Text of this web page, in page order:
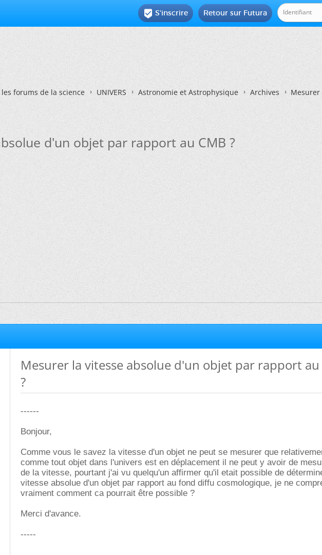
Retour sur Futura
 S'inscrire
forums de la science UNIVERS Astronomie et Astrophysique Archives Mesurer
d'un objet par rapport au CMB ?
Mesurer la vitesse absolue d'un objet par rapport au
?
------
Bonjour,
Comme vous le savez la vitesse d'un objet ne peut se mesurer que
comme tout objet dans l'univers est en déplacement il ne peut y avoir de
de la vitesse, pourtant j'ai vu quelqu'un affirmer qu'il etait possible de
vitesse absolue d'un objet par rapport au fond diffu cosmologique, je ne
vraiment comment ca pourrait être possible ?
Merci d'avance.
-----